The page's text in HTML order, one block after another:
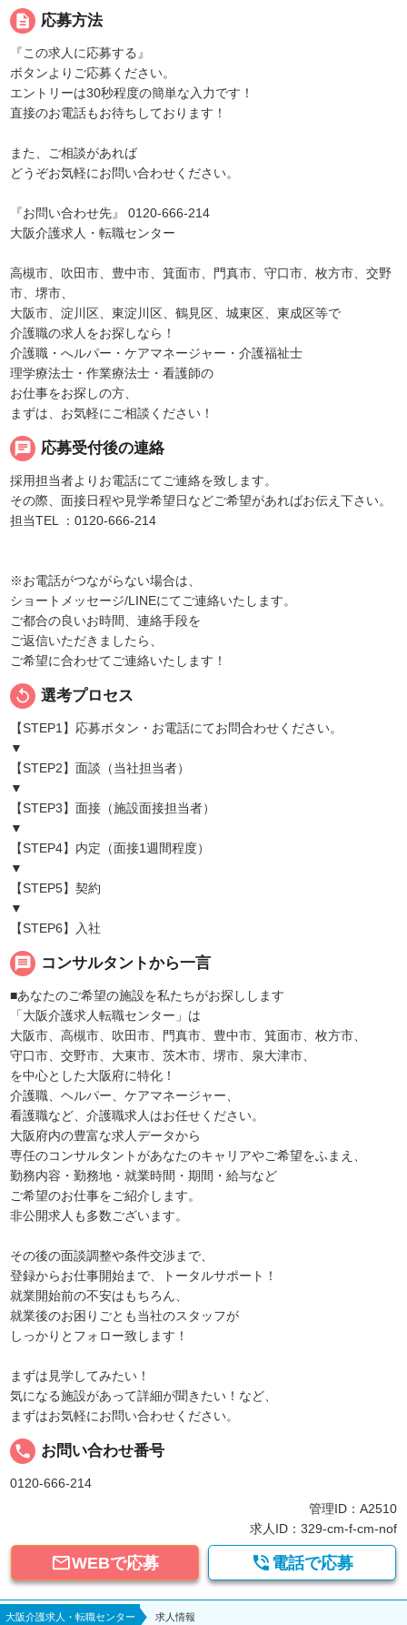
description 応募方法
『この求人に応募する』
ボタンよりご応募ください。
エントリーは30秒程度の簡単な入力です！
直接のお電話もお待ちしております！
また、ご相談があれば
どうぞお気軽にお問い合わせください。
『お問い合わせ先』 0120-666-214
大阪介護求人・転職センター
高槻市、吹田市、豊中市、箕面市、門真市、守口市、枚方市、交野
市、堺市、
大阪市、淀川区、東淀川区、鶴見区、城東区、東成区等で
介護職の求人をお探しなら！
介護職・へルパー・ケアマネージャー・介護福祉士
理学療法士・作業療法士・看護師の
お仕事をお探しの方、
まずは、お気軽にご相談ください！
chat 応募受付後の連絡
採用担当者よりお電話にてご連絡を致します。
その際、面接日程や見学希望日などご希望があればお伝え下さい。
担当TEL ：0120-666-214
※お電話がつながらない場合は、
ショートメッセージ/LINEにてご連絡いたします。
ご都合の良いお時間、連絡手段を
ご返信いただきましたら、
ご希望に合わせてご連絡いたします！
replay 選考プロセス
【STEP1】応募ボタン・お電話にてお問合わせください。
▼
【STEP2】面談（当社担当者）
▼
【STEP3】面接（施設面接担当者）
▼
【STEP4】内定（面接1週間程度）
▼
【STEP5】契約
▼
【STEP6】入社
message コンサルタントから一言
■あなたのご希望の施設を私たちがお探しします
「大阪介護求人転職センター」は
大阪市、高槻市、吹田市、門真市、豊中市、箕面市、枚方市、
守口市、交野市、大東市、茨木市、堺市、泉大津市、
を中心とした大阪府に特化！
介護職、ヘルパー、ケアマネージャー、
看護職など、介護職求人はお任せください。
大阪府内の豊富な求人データから
専任のコンサルタントがあなたのキャリアやご希望をふまえ、
勤務内容・勤務地・就業時間・期間・給与など
ご希望のお仕事をご紹介します。
非公開求人も多数ございます。
その後の面談調整や条件交渉まで、
登録からお仕事開始まで、トータルサポート！
就業開始前の不安はもちろん、
就業後のお困りごとも当社のスタッフが
しっかりとフォロー致します！
まずは見学してみたい！
気になる施設があって詳細が聞きたい！など、
まずはお気軽にお問い合わせください。
local_phone お問い合わせ番号
0120-666-214
管理ID：A2510
求人ID：329-cm-f-cm-nof
WEBで応募  電話で応募
大阪介護求人・転職センター 求人情報